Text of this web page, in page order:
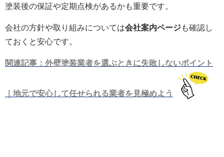
塗装後の保証や定期点検があるかも重要です。
会社の方針や取り組みについては会社案内ページも確認し
ておくと安心です。
関連記事：外壁塗装業者を選ぶときに失敗しないポイント
｜地元で安心して任せられる業者を見極めよう